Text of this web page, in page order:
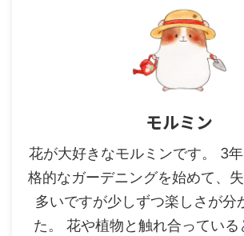
モルミン
花が大好きなモルミンです。 3
格的なガーデニングを始めて、
多いですが少しずつ楽しさが分
た。 花や植物と触れ合っている